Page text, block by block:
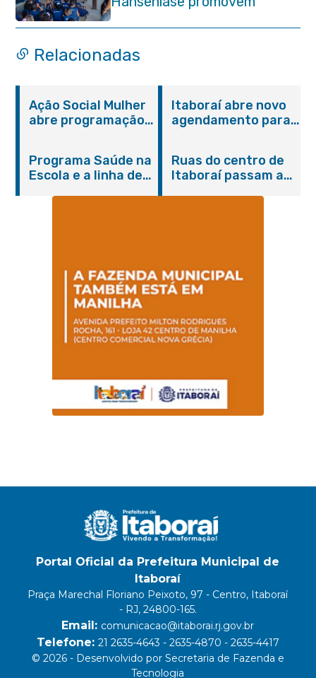
conscientização sobre
hanseníase na E.M Adelaide
de Magalhães Seabra
Relacionadas
Ação Social Mulher
abre programação
serviços gratuitos e
orientações
Itaboraí abre novo
agendamento para
Programa Saúde na
Escola e a linha de
Magalhães Seabra
Ruas do centro de
Itaboraí passam a
Portal Oficial da Prefeitura Municipal de
Itaboraí
Praça Marechal Floriano Peixoto, 97 - Centro, Itaboraí
- RJ, 24800-165.
Email: comunicacao@itaborai.rj.gov.br
Telefone: 21 2635-4643 - 2635-4870 - 2635-4417
© 2026 - Desenvolvido por Secretaria de Fazenda e
Tecnologia